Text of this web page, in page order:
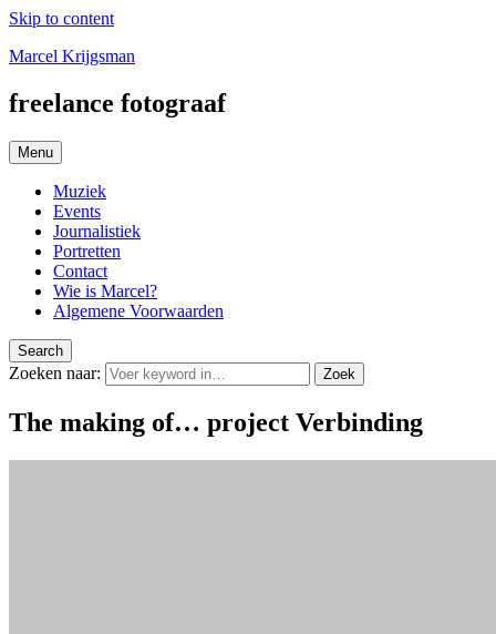
Skip to content
Marcel Krijgsman
freelance fotograaf
Menu
Muziek
Events
Journalistiek
Portretten
Contact
Wie is Marcel?
Algemene Voorwaarden
Search
Zoeken naar: Zoek
The making of… project Verbinding